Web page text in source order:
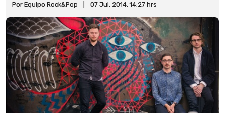
Por Equipo Rock&Pop 07 Jul, 2014. 14:27 hrs